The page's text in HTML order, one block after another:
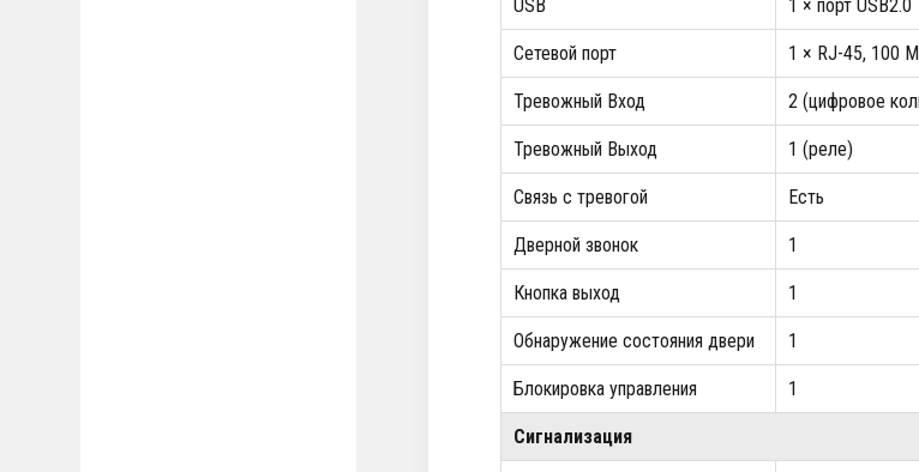
USB 1 × порт USB2.0
Сетевой порт 1 × RJ-45, 100
Тревожный Вход 2 (цифровое
Тревожный Выход 1 (реле)
Связь с тревогой Есть
Дверной звонок 1
Кнопка выход 1
Обнаружение состояния двери 1
Блокировка управления 1
Сигнализация